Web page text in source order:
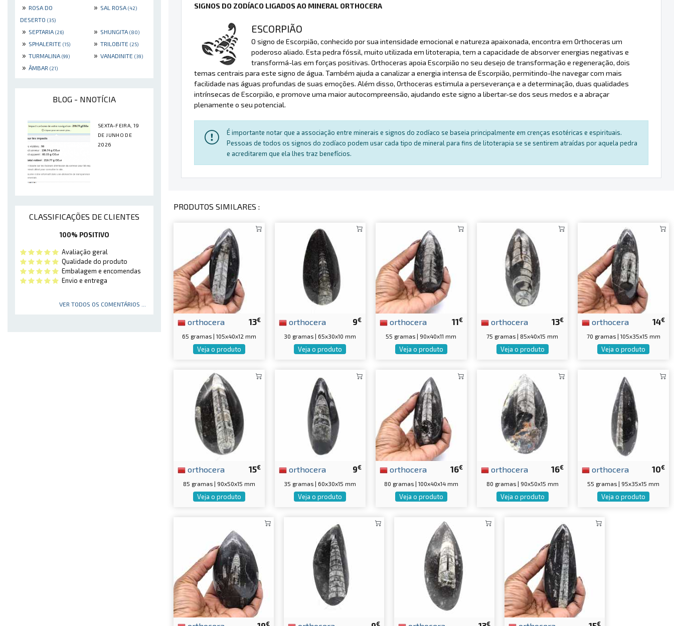
» ROSA DO
DESERTO (35)
» SAL ROSA (42)
» SEPTARIA (26) » SHUNGITA (80)
» SPHALERITE (15) » TRILOBITE (25)
» TURMALINA (99) » VANADINITE (39)
» ÂMBAR (21)
BLOG - NNOTÍCIA
SEXTA-FEIRA, 19
DE JUNHO DE
2026
CLASSIFICAÇÕES DE CLIENTES
100% POSITIVO
Avaliação geral
Qualidade do produto
Embalagem e encomendas
Envio e entrega
VER TODOS OS COMENTÁRIOS ...
SIGNOS DO ZODÍACO LIGADOS AO MINERAL ORTHOCERA
ESCORPIÃO
O signo de Escorpião, conhecido por sua intensidade emocional e natureza apaixonada, encontra em Orthoceras um
poderoso aliado. Esta pedra fóssil, muito utilizada em litoterapia, tem a capacidade de absorver energias negativas e
transformá-las em forças positivas. Orthoceras apoia Escorpião no seu desejo de transformação e regeneração, dois
temas centrais para este signo de água. Também ajuda a canalizar a energia intensa de Escorpião, permitindo-lhe navegar com mais
facilidade nas águas profundas de suas emoções. Além disso, Orthoceras estimula a perseverança e a determinação, duas qualidades
intrínsecas de Escorpião, e promove uma maior autocompreensão, ajudando este signo a libertar-se dos seus medos e a abraçar
plenamente o seu potencial.
É importante notar que a associação entre minerais e signos do zodíaco se baseia principalmente em crenças esotéricas e espirituais.
Pessoas de todos os signos do zodíaco podem usar cada tipo de mineral para fins de litoterapia se se sentirem atraídas por aquela pedra
e acreditarem que ela lhes traz benefícios.
PRODUTOS SIMILARES :
13€
orthocera
65 gramas | 105x40x12 mm
Veja o produto
9€
orthocera
30 gramas | 65x30x10 mm
Veja o produto
11€
orthocera
55 gramas | 90x40x11 mm
Veja o produto
13€
orthocera
75 gramas | 85x40x15 mm
Veja o produto
14€
orthocera
70 gramas | 105x35x15 mm
Veja o produto
15€
orthocera
85 gramas | 90x50x15 mm
Veja o produto
9€
orthocera
35 gramas | 60x30x15 mm
Veja o produto
16€
orthocera
80 gramas | 100x40x14 mm
Veja o produto
16€
orthocera
80 gramas | 90x50x15 mm
Veja o produto
10€
orthocera
55 gramas | 95x35x15 mm
Veja o produto
€ € € €